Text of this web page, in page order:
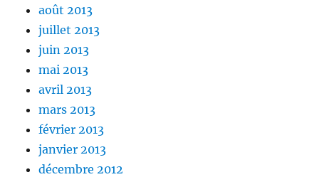
août 2013
juillet 2013
juin 2013
mai 2013
avril 2013
mars 2013
février 2013
janvier 2013
décembre 2012